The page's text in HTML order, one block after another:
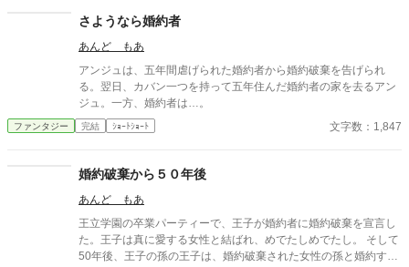
さようなら婚約者
あんど もあ
アンジュは、五年間虐げられた婚約者から婚約破棄を告げられ
る。翌日、カバン一つを持って五年住んだ婚約者の家を去るアン
ジュ。一方、婚約者は…。
ファンタジー 完結 ｼｮｰﾄｼｮｰﾄ 文字数：1,847
婚約破棄から５０年後
あんど もあ
王立学園の卒業パーティーで、王子が婚約者に婚約破棄を宣言し
た。王子は真に愛する女性と結ばれ、めでたしめでたし。 そして
50年後、王子の孫の王子は、婚約破棄された女性の孫と婚約する